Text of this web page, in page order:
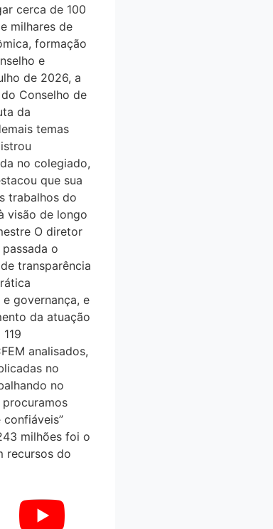
cerca de 100
milhares de
formação
e
de 2026, a
Conselho de
da
temas
no colegiado,
que sua
trabalhos do
visão de longo
O diretor
o
transparência
governança, e
da atuação
analisados,
no
no
milhões foi o
recursos do